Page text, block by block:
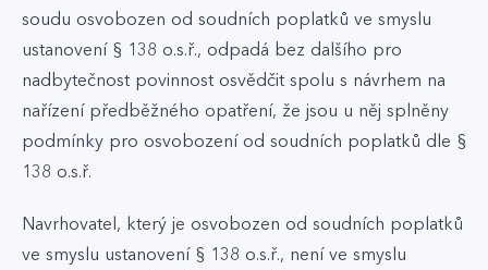
soudu osvobozen od soudních poplatků ve smyslu
ustanovení § 138 o.s.ř., odpadá bez dalšího pro
nadbytečnost povinnost osvědčit spolu s návrhem na
nařízení předběžného opatření, že jsou u něj splněny
podmínky pro osvobození od soudních poplatků dle §
138 o.s.ř.
Navrhovatel, který je osvobozen od soudních poplatků
ve smyslu ustanovení § 138 o.s.ř., není ve smyslu